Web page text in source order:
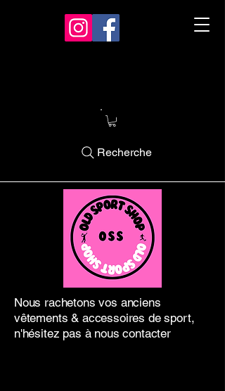
Nous rachetons vos anciens
vêtements & accessoires de sport,
n'hésitez pas à nous contacter
Recherche